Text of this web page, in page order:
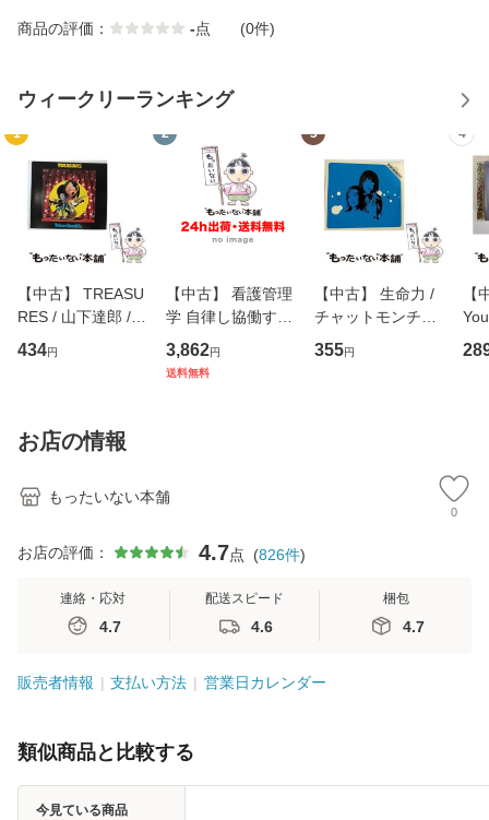
商品の評価： -点 (0件)
ウィークリーランキング
1
【中古】 TREASU
RES / 山下達郎 /
イーストウエス
ト・ジャパン [CD]
434円
2
【中古】 看護管理
学 自律し協働する
専門職の看護マネ
ジメントスキル 改
3,862円
送料無料
3
【中古】 生命力 /
チャットモンチー /
キューンレコード
[CD]【メール便送
355円
4
【
のが
お店の情報
もったいない本舗
0
お店の評価： 4.7点 (826件)
連絡・応対
4.7
配送スピード
4.6
梱包
4.7
販売者情報 支払い方法 営業日カレンダー
類似商品と比較する
今見ている商品